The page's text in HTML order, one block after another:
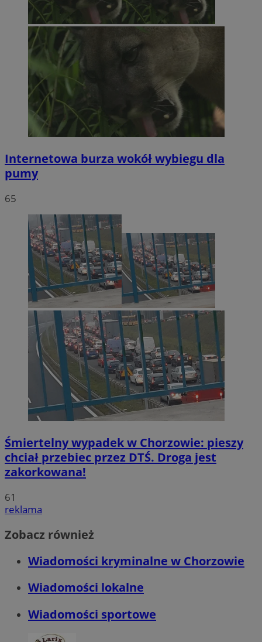
Internetowa burza wokół wybiegu dla
pumy
65
Śmiertelny wypadek w Chorzowie: pieszy
chciał przebiec przez DTŚ. Droga jest
zakorkowana!
61
reklama
Zobacz również
Wiadomości kryminalne w Chorzowie
Wiadomości lokalne
Wiadomości sportowe